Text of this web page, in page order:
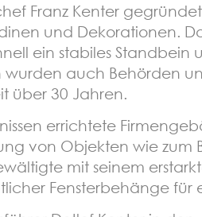
Franz Kenter
und Dekorationen.
ein stabiles
auch Behörden
über 30 Jahren.
errichtete
von Objekten wie zum
mit seinem
Fensterbehänge für